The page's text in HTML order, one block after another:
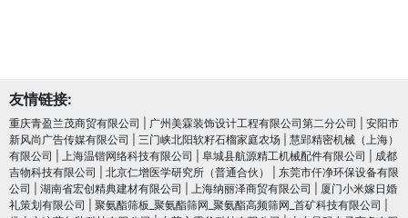
友情链接:
重庆青盈兰茂商贸有限公司 广州美霖装饰设计工程有限公司第二分公司
安阳市
新风尚广告传媒有限公司
三门峡北阳软籽石榴家庭农场
慧郢精密机械（上海）
有限公司
上海温锴网络科技有限公司 阜城县航源精工机械配件有限公司
成都
吉物科技有限公司
北京仁增医学研究所（普通合伙）
东莞市仟净环保设备有限
公司
湖南省宏创精典建材有限公司 上海纳丽泽商贸有限公司
厦门小米嫁日婚
礼策划有限公司
聚氨酯筛板_聚氨酯筛网_聚氨酯高频筛网_首矿科技有限公司